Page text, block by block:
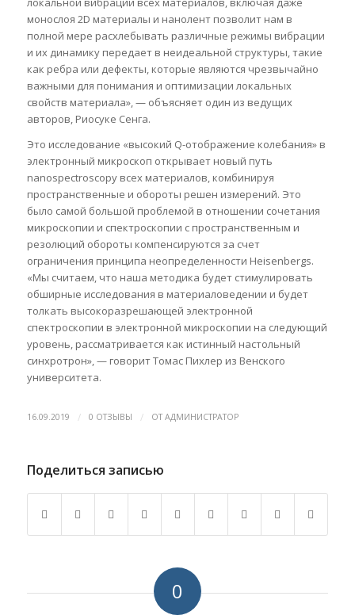
монослоя 2D материалы и нанолент позволит нам в
полной мере расхлебывать различные режимы вибрации
и их динамику передает в неидеальной структуры, такие
как ребра или дефекты, которые являются чрезвычайно
важными для понимания и оптимизации локальных
свойств материала», — объясняет один из ведущих
авторов, Риосуке Сенга.
Это исследование «высокий Q-отображение колебания» в
электронный микроскоп открывает новый путь
nanospectroscopy всех материалов, комбинируя
пространственные и обороты решен измерений. Это
было самой большой проблемой в отношении сочетания
микроскопии и спектроскопии с пространственным и
резолюций обороты компенсируются за счет
ограничения принципа неопределенности Heisenbergs.
«Мы считаем, что наша методика будет стимулировать
обширные исследования в материаловедении и будет
толкать высокоразрешающей электронной
спектроскопии в электронной микроскопии на следующий
уровень, рассматривается как истинный настольный
синхротрон», — говорит Томас Пихлер из Венского
университета.
16.09.2019 / 0 ОТЗЫВЫ / ОТАДМИНИСТРАТОР
Поделиться записью
0